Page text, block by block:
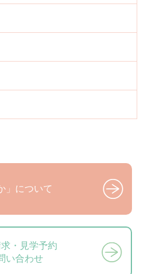
」について
・見学予約
い合わせ